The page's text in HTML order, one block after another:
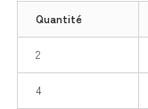
Quantité
2
4